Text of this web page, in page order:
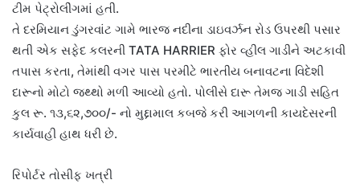
ટીમ પેટ્રોલીંગમાં હતી.
​તે દરમિયાન ડુંગરવાંટ ગામે ભારજ નદીના ડાઇવર્ઝન રોડ ઉપરથી પસાર
થતી એક સફેદ કલરની TATA HARRIER ફોર વ્હીલ ગાડીને અટકાવી
તપાસ કરતા, તેમાંથી વગર પાસ પરમીટે ભારતીય બનાવટના વિદેશી
દારૂનો મોટો જથ્થો મળી આવ્યો હતો. પોલીસે દારૂ તેમજ ગાડી સહિત
કુલ રૂ. ૧૩,૬૨,૭૦૦/- નો મુદ્દામાલ કબજે કરી આગળની કાયદેસરની
કાર્યવાહી હાથ ધરી છે.
રિપોર્ટર તોસીફ ખત્રી